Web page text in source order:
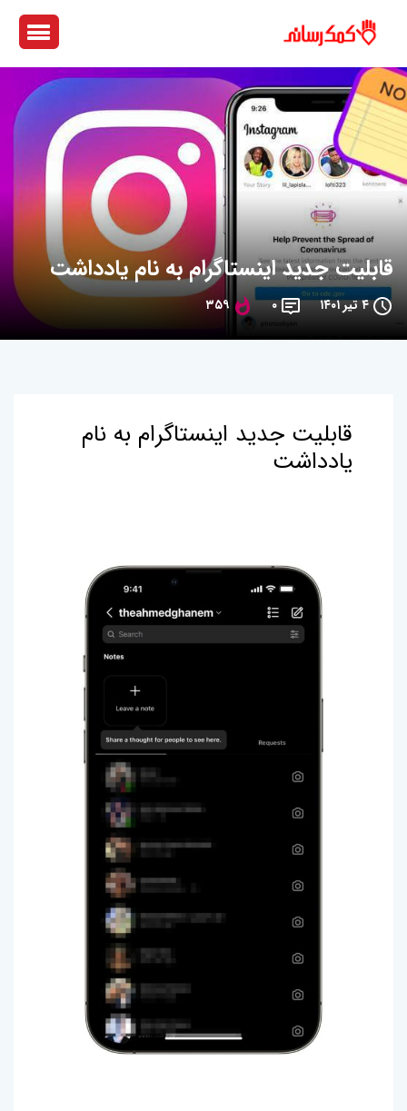
قابلیت جدید اینستاگرام به نام یادداشت
۴ تیر ۱۴۰۱ ۰ ۳۵۹
قابلیت جدید اینستاگرام به نام
یادداشت